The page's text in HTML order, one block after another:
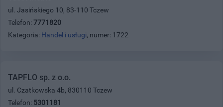
ul. Jasińskiego 10, 83-110 Tczew
Telefon: 7771820
Kategoria: Handel i usługi, numer: 1722
TAPFLO sp. z o.o.
ul. Czatkowska 4b, 830110 Tczew
Telefon: 5301181